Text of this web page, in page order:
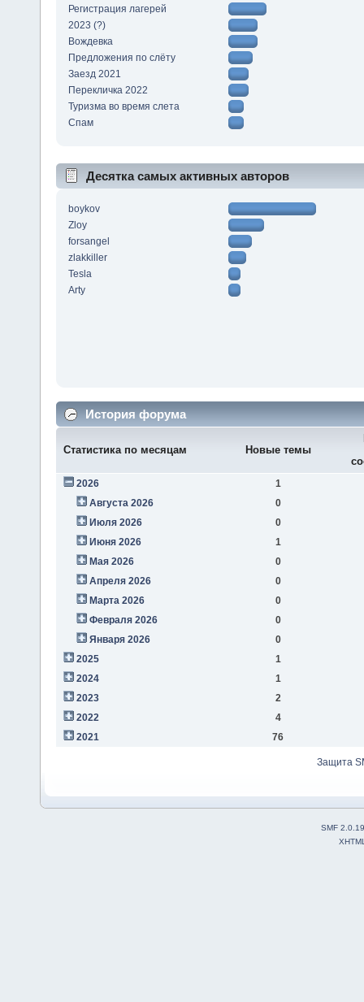
Регистрация лагерей
2023 (?)
Вождевка
Предложения по слёту
Заезд 2021
Перекличка 2022
Туризма во время слета
Спам
Десятка самых активных авторов
boykov
Zloy
forsangel
zlakkiller
Tesla
Arty
История форума
Статистика по месяцам Новые темы
2026
1
Августа 2026
0
Июля 2026
0
Июня 2026
1
Мая 2026
0
Апреля 2026
0
Марта 2026
0
Февраля 2026
0
Января 2026
0
2025
1
2024
1
2023
2
2022
4
2021
76
Защита
SMF 2.0.19